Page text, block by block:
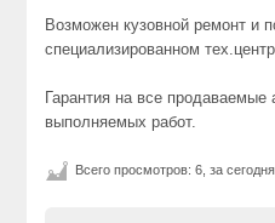
Возможен кузовной ремонт и
специализированном
Гарантия на все продаваемые
выполняемых работ.
Всего просмотров: 6, за